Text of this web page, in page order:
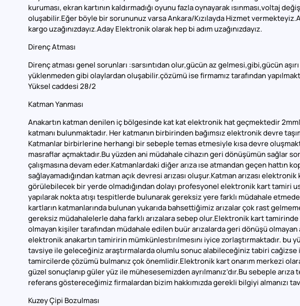
kuruması, ekran kartının kaldırmadığı oyunu fazla oynayarak ısınması,voltaj
oluşabilir.Eğer böyle bir sorununuz varsa Ankara/Kızılayda Hizmet
kargo uzağınızdayız.Aday Elektronik olarak hep bi adım uzağınızdayız.
Direnç Atması
Direnç atması genel sorunları :sarsıntıdan olur,gücün az gelmesi,gibi,gücün aşırı
yüklenmeden gibi olaylardan oluşabilir.çözümü ise firmamız tarafından
Yüksel caddesi 28/2
Katman Yanması
Anakartın katman denilen iç bölgesinde kat kat elektronik hat geçmektedir
katmanı bulunmaktadır. Her katmanın birbirinden bağımsız elektronik devre
Katmanlar birbirlerine herhangi bir sebeple temas etmesiyle kısa devre
masraflar açmaktadır.Bu yüzden ani müdahale cihazın geri dönüşümün sağlar
çalışmasına devam eder.Katmanlardaki diğer arıza ıse atmandan geçen hattın
sağlayamadığından katman açık devresi arızası oluşur.Katman arızası elektronik
görülebilecek bir yerde olmadığından dolayı profesyonel elektronik kart tamiri
yapılarak nokta atışı tespitlerde bulunarak gereksiz yere farklı müdahale
kartların katmanlarında bulunan yukarıda bahsettiğimiz arızalar çok rast
gereksiz müdahalelerle daha farklı arızalara sebep olur.Elektronik kart
olmayan kişiler tarafından müdahale edilen buür arızalarda geri dönüşü olmayan
elektronik anakartın tamiririn mümkünlestırılmesını iyice zorlaştırmaktadır. bu
tavsiye ile geleceğiniz araştırmalarda olumlu sonuc alabileceğiniz tabiri cağizse
tamircilerde çözümü bulmanız çok önemlidir.Elektronik kart onarım merkezi
güzel sonuçlanıp güler yüz ile mühesesemizden ayrılmanız’dır.Bu sebeple
referans göstereceğimiz firmalardan bizim hakkımızda gerekli bilgiyi almanızı
Kuzey Çipi Bozulması